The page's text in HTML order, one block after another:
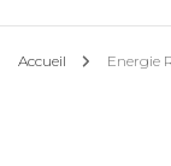
Accueil Energie